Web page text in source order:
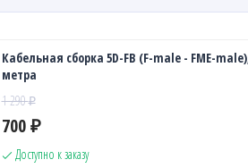
Кабельная сборка 5D-FB (F-male - FME-
метра
1 290₽
700 ₽
Доступно к заказу